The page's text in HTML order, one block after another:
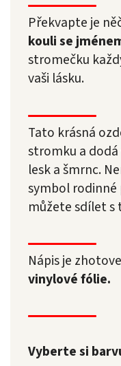
Překvapte je
kouli se
stromečku
vaši lásku.
Tato krásná
stromku a
lesk a šmrnc.
symbol
můžete sdílet
Nápis je
vinylové fólie.
Vyberte si